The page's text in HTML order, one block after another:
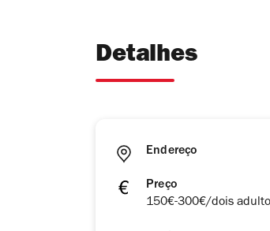
Detalhes
Endereço
Preço
150€-300€/dois